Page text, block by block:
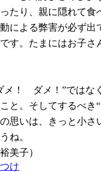
たり、親に隠れて食
による弊害が必ず出
す。たまにはお子さ
メ！ ダメ！”ではな
と。そしてするべき
思いは、きっと小さ
ね。
美子）
け